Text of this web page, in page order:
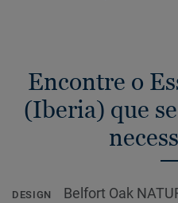
Encontre o
(Iberia) que
DESIGN Belfort Oak